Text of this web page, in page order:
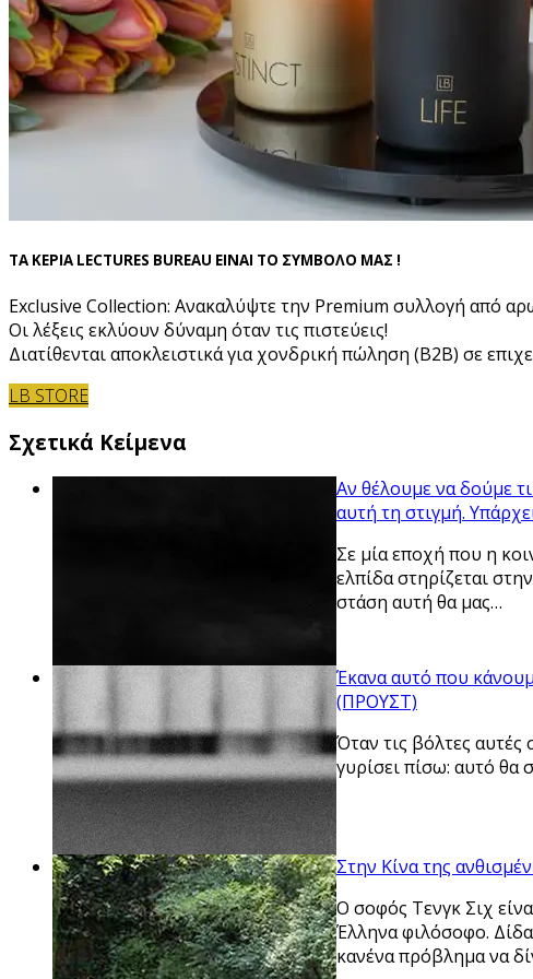
ΤΑ ΚΕΡΙΑ LECTURES BUREAU ΕΙΝΑΙ ΤΟ ΣΥΜΒΟΛΟ ΜΑΣ !
Exclusive Collection: Ανακαλύψτε την Premium συλλογή από
Οι λέξεις εκλύουν δύναμη όταν τις πιστεύεις!
Διατίθενται αποκλειστικά για χονδρική πώληση (B2B) σε
LB STORE
Σχετικά Κείμενα
Αν θέλουμε να δούμε
αυτή τη στιγμή.
Σε μία εποχή που η
ελπίδα στηρίζεται
στάση αυτή θα μας…
Έκανα αυτό που
(ΠΡΟΥΣΤ)
Όταν τις βόλτες αυτές
γυρίσει πίσω: αυτό θα
Στην Κίνα της
Ο σοφός Τενγκ Σιχ
Έλληνα φιλόσοφο.
κανένα πρόβλημα να